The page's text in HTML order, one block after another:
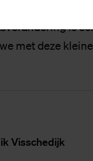
is
met deze
Vis­sche­dijk